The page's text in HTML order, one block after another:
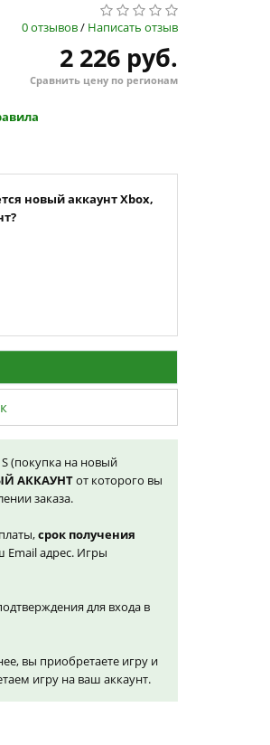
0 отзывов/ Написать отзыв
2 226 руб.
Сравнить цену по регионам
новый аккаунт Xbox,
(покупка на новый
АККАУНТот которого вы
заказа.
срок получения
адрес. Игры
для входа в
вы приобретаете игру и
игру на ваш аккаунт.